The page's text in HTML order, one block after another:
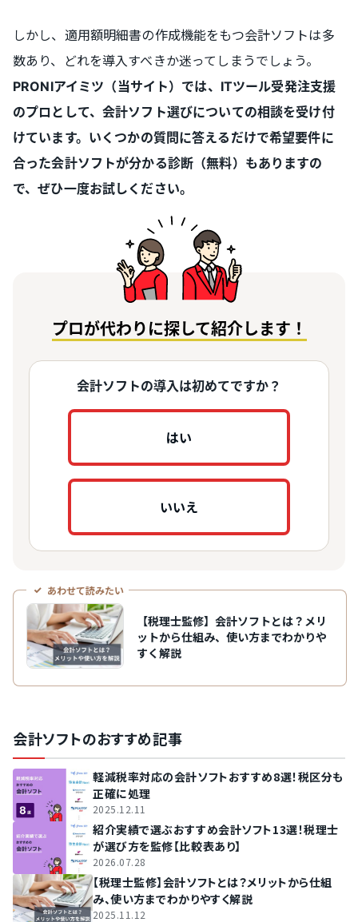
しかし、適用額明細書の作成機能をもつ会計ソフトは多
数あり、どれを導入すべきか迷ってしまうでしょう。
PRONIアイミツ（当サイト）では、ITツール受発注支援
のプロとして、会計ソフト選びについての相談を受け付
けています。いくつかの質問に答えるだけで希望要件に
合った会計ソフトが分かる診断（無料）もありますの
で、ぜひ一度お試しください。
プロが代わりに探して紹介します！
会計ソフトの導入は初めてですか？
はい
いいえ
あわせて読みたい
【税理士監修】会計ソフトとは？メリ
ットから仕組み、使い方までわかりや
すく解説
会計ソフトのおすすめ記事
軽減税率対応の会計ソフトおすすめ8選！税区分も
正確に処理
2025.12.11
紹介実績で選ぶおすすめ会計ソフト13選！税理士
が選び方を監修【比較表あり】
2026.07.28
【税理士監修】会計ソフトとは？メリットから仕組
み、使い方までわかりやすく解説
2025.11.12